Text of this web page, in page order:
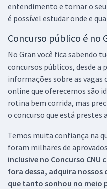
entendimento e tornar o
é possível estudar onde e
Concurso público é no
No Gran você fica sabendo
concursos públicos, desde a
informações sobre as vagas
online que oferecemos são
rotina bem corrida, mas
o concurso que está prestes
Temos muita confiança na
foram milhares de
inclusive no Concurso CNU
fora dessa, adquira nossos
que tanto sonhou no meio